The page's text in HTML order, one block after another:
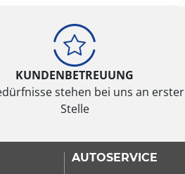
KUNDENBETREUUNG
stehen bei uns an erster
Stelle
AUTOSERVICE